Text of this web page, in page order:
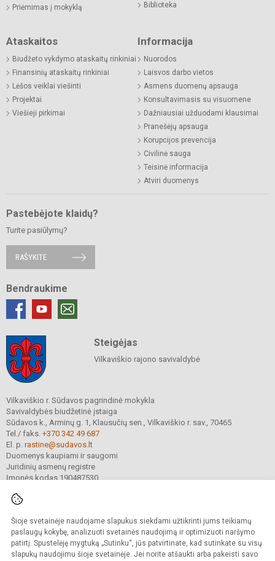
Šioje svetainėje naudojame slapukus siekdami užtikrinti jums teikiamų
paslaugų kokybę, analizuoti svetainės naudojimą ir optimizuoti naršymo
patirtį. Spustelėję mygtuką „Sutinku“, jūs patvirtinate, kad sutinkate su visų
slapukų naudojimu šioje svetainėje. Jei norite atšaukti arba pakeisti savo
Priėmimas į mokyklą
Biblioteka
Ataskaitos
Biudžeto vykdymo ataskaitų rinkiniai
Finansinių ataskaitų rinkiniai
Lėšos veiklai viešinti
Projektai
Viešieji pirkimai
Informacija
Nuorodos
Laisvos darbo vietos
Asmens duomenų apsauga
Konsultavimasis su visuomene
Dažniausiai užduodami klausimai
Pranešėjų apsauga
Korupcijos prevencija
Civilinė sauga
Teisinė informacija
Atviri duomenys
Pastebėjote klaidų?
Turite pasiūlymų?
RAŠYKITE
Bendraukime
Steigėjas
Vilkaviškio rajono savivaldybė
Vilkaviškio r. Sūdavos pagrindinė mokykla
Savivaldybės biudžetinė įstaiga
Sūdavos k., Arminų g. 1, Klausučių sen., Vilkaviškio r. sav., 70465
Tel./ faks. +370 342 49 687
El. p. rastine@sudavos.lt
Duomenys kaupiami ir saugomi
Juridinių asmenų registre
Įmonės kodas 190487530
© 2025. Vilkaviškio r. Sūdavos pagrindinė mokykla. Visos teisės saugomos.
Kopijuoti turinį be raštiško įstaigos administracijos sutikimo griežtai draudžiama.
Prieinamumo paraiška Slapukų valdymas